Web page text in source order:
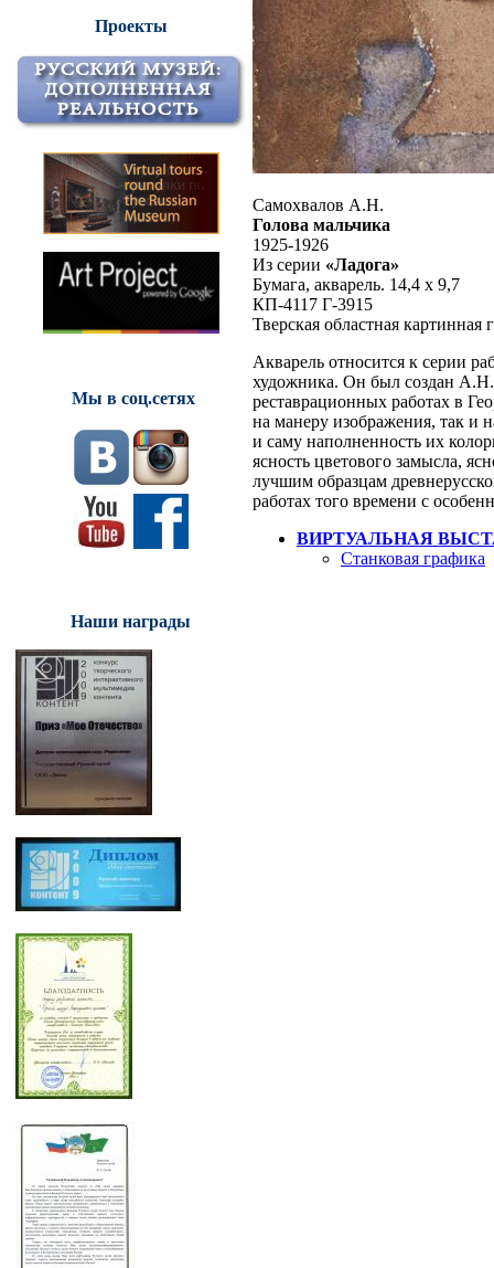
Проекты
Мы в соц.сетях
Наши награды
Самохвалов А.Н.
Голова мальчика
1925-1926
Из серии «Ладога»
Бумага, акварель. 14,4 х 9,7
КП-4117 Г-3915
Тверская областная картинная
Акварель относится к серии
художника. Он был создан
реставрационных работах в
на манеру изображения, так и
и саму наполненность их
ясность цветового замысла,
лучшим образцам
работах того времени с
ВИРТУАЛЬНАЯ
Станковая графика